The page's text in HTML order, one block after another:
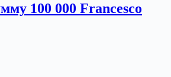
100 000 Francesco